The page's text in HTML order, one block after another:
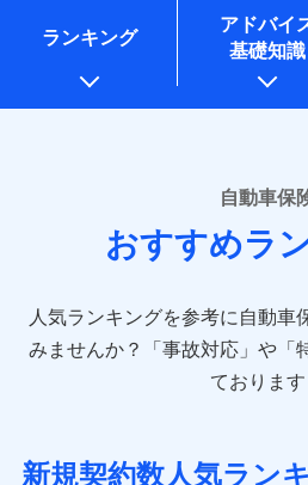
コンサルティングサービスの実施の
アンケートやキャンペーン等の実施
上記に係る案内・手続き・管理等
* 当社が委託を受けている保険会社
ームページに掲載しておりますの
あいおいニッセイ同和損害保険
(https://
アクサ損害保険株式会社
direct.co.jp/)
sompo.co.jp/)
東京海上ダイレクト損害保険
AIG損害保険株式会社 (https://
ジェイアイ傷害火災保険株式
ランキング
アドバイ
基礎知識
自動車保
おすすめラ
人気ランキングを参考に自動車
みませんか？
「事故対応」や「
ております
新規契約数人気ラン